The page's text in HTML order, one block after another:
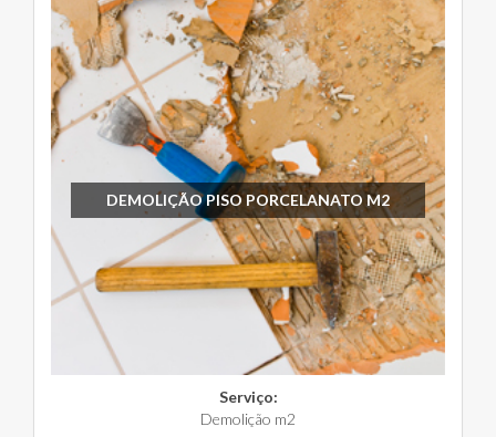
DEMOLIÇÃO PISO PORCELANATO M2
Serviço:
Demolição m2